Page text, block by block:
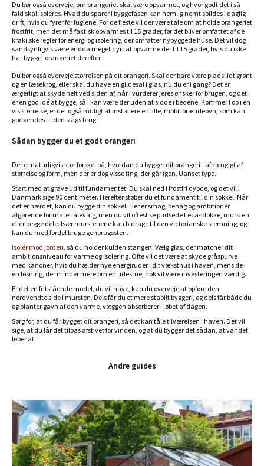
Du bør også overveje, om orangeriet skal være opvarmet, og hvor godt det i så
fald skal isoleres. Hvad du sparer i byggefasen kan nemlig nemt spildes i daglig
drift, hvis du fyrer for fuglene. For de fleste vil der være tale om at holde orangeriet
frostfrit, men det må faktisk opvarmes til 15 grader, før det bliver omfattet af de
krakilske regler for energi og isolering, der omfatter nybyggede huse. Det vil dog
sandsynligvis være endda meget dyrt at opvarme det til 15 grader, hvis du ikke
har bygget orangeriet derefter.
Du bør også overveje størrelsen på dit orangeri. Skal der bare være plads lidt grønt
og en læsekrog, eller skal du have en gildesal i glas, nu du er i gang? Det er
ærgerligt at skyde helt ved siden af, når I vurderer jeres ønsker for brugen, og det
er en god idé at bygge, så I kan være der uden at sidde i bedene. Kommer I op i en
vis størrelse, er det også muligt at installere en lille, mobil brændeovn, som kan
godkendes til den slags brug.
Sådan bygger du et godt orangeri
Der er naturligvis stor forskel på, hvordan du bygger dit orangeri - afhængigt af
størrelse og form, men der er dog visse ting, der går igen. Uanset type.
Start med at grave ud til fundamentet. Du skal ned i frostfri dybde, og det vil i
Danmark sige 90 centimeter. Herefter støber du et fundament til din sokkel. Når
det er hærdet, kan du bygge din sokkel. Her er smag, behag og ambitioner
afgørende for materialevalg, men du vil oftest se pudsede Leca-blokke, mursten
eller begge dele. Især murstenene kan bidrage til den victorianske stemning, og
kan du med fordel bruge genbrugssten.
Isolér mod jorden, så du holder kulden stangen. Vælg glas, der matcher dit
ambitionsniveau for varme og isolering. Ofte vil det være at skyde gråspurve
med kanoner, hvis du hælder nye energiruder i dit væksthus i haven, mens de i
en løsning, der minder mere om en udestue, nok vil være investeringen værdig.
Er det en fritstående model, du vil have, kan du overveje at opføre den
nordvendte side i mursten. Dels får du et mere stabilt byggeri, og dels får både du
og planter gavn af den varme, væggen absorberer i løbet af dagen.
Sørg for, at du får bygget dit orangeri, så det kan tåle tilværelsen i haven. Det vil
sige, at du får det tilpas afstivet for vinden, og at du bygger det sådan, at vandet
løber af.
Andre guides